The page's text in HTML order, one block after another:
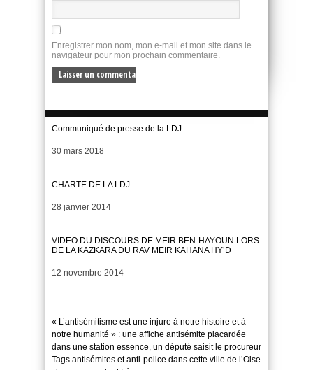
Enregistrer mon nom, mon e-mail et mon site dans le
navigateur pour mon prochain commentaire.
Communiqué de presse de la LDJ
Date
30 mars 2018
CHARTE DE LA LDJ
Date
28 janvier 2014
VIDEO DU DISCOURS DE MEIR BEN-HAYOUN LORS
DE LA KAZKARA DU RAV MEIR KAHANA HY’D
Date
12 novembre 2014
« L’antisémitisme est une injure à notre histoire et à
notre humanité » : une affiche antisémite placardée
dans une station essence, un député saisit le procureur
Tags antisémites et anti-police dans cette ville de l’Oise